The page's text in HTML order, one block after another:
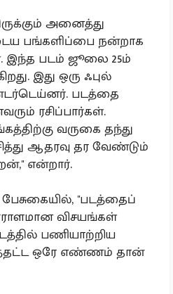
அனைத்து
பங்களிப்பை நன்றாக
இந்த படம் ஜூலை 25ம்
இது ஒரு ஃபுல்
படத்தை
ரசிப்பார்கள்.
வருகை தந்து
ஆதரவு தர வேண்டும்
என்றார்.
''படத்தைப்
விசயங்கள்
பணியாற்றிய
ஒரே எண்ணம் தான்